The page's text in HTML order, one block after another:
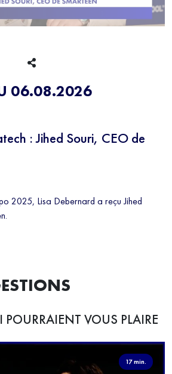
06.08.2026
: Jihed Souri, CEO de
2025, Lisa Debernard a reçu Jihed
POURRAIENT VOUS PLAIRE
17 min.